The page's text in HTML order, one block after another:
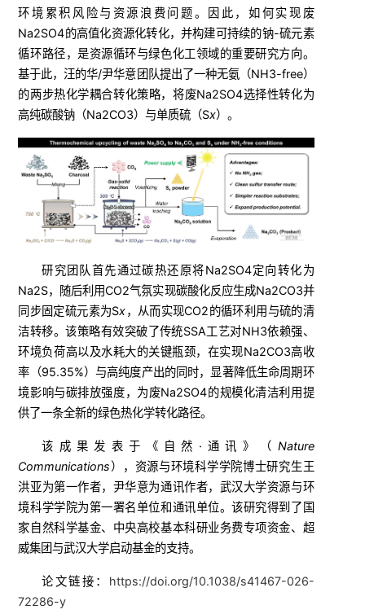
环境累积风险与资源浪费问题。因此，如何实现废
Na2SO4的高值化资源化转化，并构建可持续的钠-硫元素
循环路径，是资源循环与绿色化工领域的重要研究方向。
基于此，汪的华/尹华意团队提出了一种无氨（NH3-free）
的两步热化学耦合转化策略，将废Na2SO4选择性转化为
高纯碳酸钠（Na2CO3）与单质硫（Sx）。
研究团队首先通过碳热还原将Na2SO4定向转化为
Na2S，随后利用CO2气氛实现碳酸化反应生成Na2CO3并
同步固定硫元素为Sx，从而实现CO2的循环利用与硫的清
洁转移。该策略有效突破了传统SSA工艺对NH3依赖强、
环境负荷高以及水耗大的关键瓶颈，在实现Na2CO3高收
率（95.35%）与高纯度产出的同时，显著降低生命周期环
境影响与碳排放强度，为废Na2SO4的规模化清洁利用提
供了一条全新的绿色热化学转化路径。
该成果发表于《自然·通讯》（ Nature
Communications），资源与环境科学学院博士研究生王
洪亚为第一作者，尹华意为通讯作者，武汉大学资源与环
境科学学院为第一署名单位和通讯单位。该研究得到了国
家自然科学基金、中央高校基本科研业务费专项资金、超
威集团与武汉大学启动基金的支持。
论文链接： https://doi.org/10.1038/s41467-026-
72286-y